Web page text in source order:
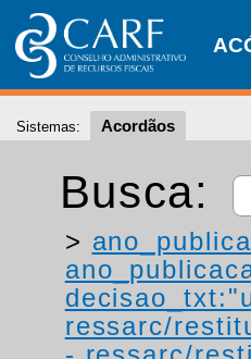
Sistemas: Acordãos
Busca:
>
ressarc/